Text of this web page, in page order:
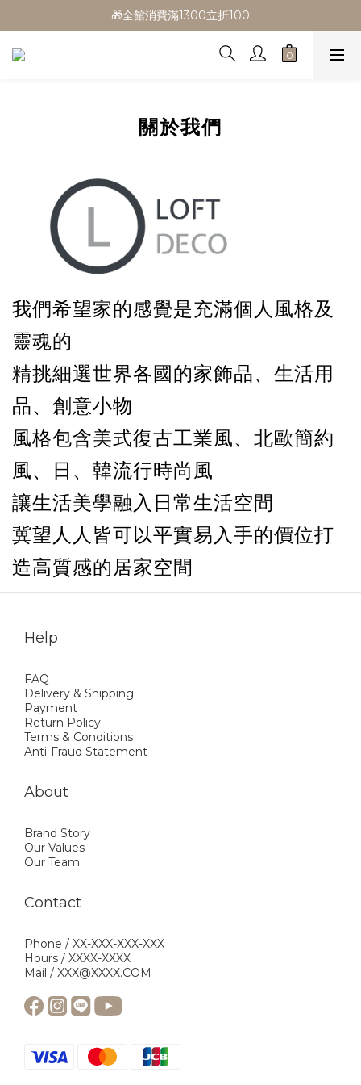
🎁全館消費滿1300立折100
🎁全館消費滿1300立折100
🎉新會員首購/超取免運
關於我們
我們希望家的感覺是充滿個人風格及
靈魂的
精挑細選世界各國的家飾品、生活用
品、創意小物
風格包含美式復古工業風、北歐簡約
風、日、韓流行時尚風
讓生活美學融入日常生活空間
冀望人人皆可以平實易入手的價位打
造高質感的居家空間
Help
FAQ
Delivery & Shipping
Payment
Return Policy
Terms & Conditions
Anti-Fraud Statement
About
Brand Story
Our Values
Our Team
Contact
Phone / XX-XXX-XXX-XXX
Hours / XXXX-XXXX
Mail / XXX@XXXX.COM